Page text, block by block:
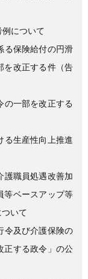
について
る保険給付の円滑
を改正する件（告
の一部を改正する
る生産性向上推進
職員処遇改善加
等ベースアップ等
いて
令及び介護保険の
正する政令」の公